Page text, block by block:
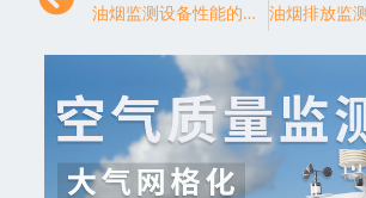
油烟监测设备性能的评估与验证